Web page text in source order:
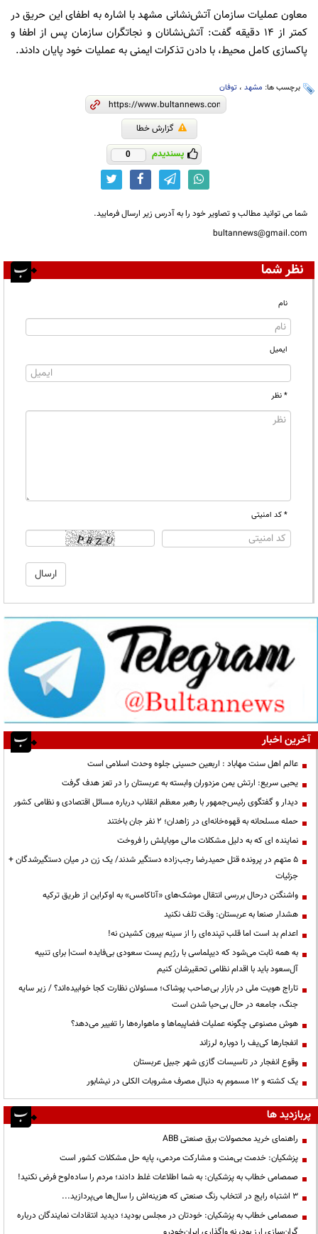
معاون عملیات سازمان آتش‌نشانی مشهد با اشاره به اطفای این حریق در
کمتر از 14 دقیقه گفت: آتش‌نشانان و نجاتگران سازمان پس از اطفا و
پاکسازی کامل محیط، با دادن تذکرات ایمنی به عملیات خود پایان دادند.
برچسب ها: مشهد ، توفان
گزارش خطا
پسندیدم 0
شما می توانید مطالب و تصاویر خود را به آدرس زیر ارسال فرمایید.
bultannews@gmail.com
نظر شما
نام
ایمیل
* نظر
* کد امنیتی
آخرین اخبار
عالم اهل سنت مهاباد : اربعین حسینی جلوه وحدت اسلامی است
یحیی سریع: ارتش یمن مزدوران وابسته به عربستان را در تعز هدف گرفت
دیدار و گفتگوی رئیس‌جمهور با رهبر معظم انقلاب درباره مسائل اقتصادی و نظامی کشور
حمله مسلحانه به قهوه‌خانه‌ای در زاهدان؛ ۲ نفر جان باختند
نماینده ای که به دلیل مشکلات مالی موبایلش را فروخت
۵ متهم در پرونده قتل حمیدرضا رجب‌زاده دستگیر شدند/ یک زن در میان دستگیرشدگان +
جزئیات
واشنگتن درحال بررسی انتقال موشک‌های «آتاکامس» به اوکراین از طریق ترکیه
هشدار صنعا به عربستان: وقت تلف نکنید
اعدام بد است اما قلب تپنده‌ای را از سینه بیرون کشیدن نه!
به همه ثابت می‌شود که دیپلماسی با رژیم پست سعودی بی‌فایده است| برای تنبیه
آل‌سعود باید با اقدام نظامی تحقیرشان کنیم
تاراج هویت ملی در بازار بی‌صاحب پوشاک؛ مسئولان نظارت کجا خوابیده‌اند؟ / زیر سایه
جنگ، جامعه در حال بی‌حیا شدن است
هوش مصنوعی چگونه عملیات فضاپیماها و ماهواره‌ها را تغییر می‌دهد؟
انفجارها کی‌یف را دوباره لرزاند
وقوع انفجار در تاسیسات گازی شهر جبیل عربستان
یک کشته و ۱۲ مسموم به دنبال مصرف مشروبات الکلی در نیشابور
پربازدید ها
راهنمای خرید محصولات برق صنعتی ABB
پزشکیان: خدمت بی‌منت و مشارکت مردمی، پایه حل مشکلات کشور است
صمصامی خطاب به پزشکیان: به شما اطلاعات غلط دادند؛ مردم را ساده‌لوح فرض نکنید!
3 اشتباه رایج در انتخاب رنگ صنعتی که هزینه‌اش را سال‌ها می‌پردازید...
صمصامی خطاب به پزشکیان: خودتان در مجلس بودید؛ دیدید انتقادات نمایندگان درباره